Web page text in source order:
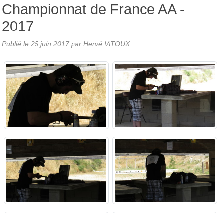
Championnat de France AA -
2017
Publié le 25 juin 2017 par Hervé VITOUX